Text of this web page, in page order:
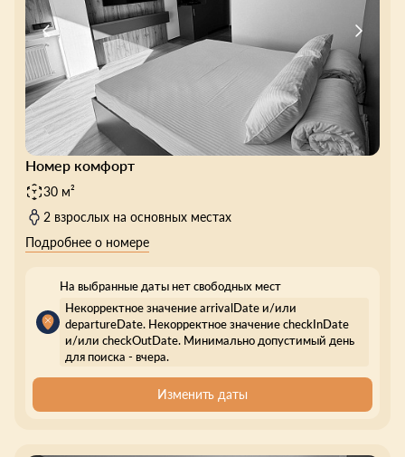
Номер комфорт
30 м²
2 взрослых на основных местах
Подробнее о номере
На выбранные даты нет свободных мест
Некорректное значение arrivalDate и/или
departureDate. Некорректное значение checkInDate
и/или checkOutDate. Минимально допустимый день
для поиска - вчера.
Изменить даты